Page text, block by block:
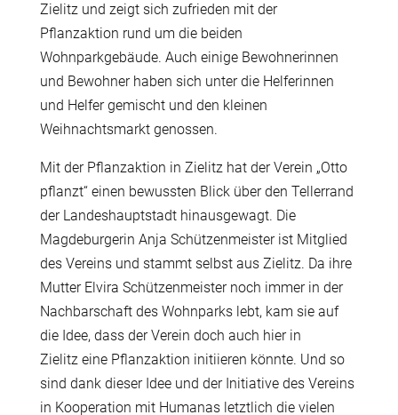
Zielitz und zeigt sich zufrieden mit der
Pflanzaktion rund um die beiden
Wohnparkgebäude. Auch einige Bewohnerinnen
und Bewohner haben sich unter die Helferinnen
und Helfer gemischt und den kleinen
Weihnachtsmarkt genossen.
Mit der Pflanzaktion in Zielitz hat der Verein „Otto
pflanzt“ einen bewussten Blick über den Tellerrand
der Landeshauptstadt hinausgewagt. Die
Magdeburgerin Anja Schützenmeister ist Mitglied
des Vereins und stammt selbst aus Zielitz. Da ihre
Mutter Elvira Schützenmeister noch immer in der
Nachbarschaft des Wohnparks lebt, kam sie auf
die Idee, dass der Verein doch auch hier in
Zielitz eine Pflanzaktion initiieren könnte. Und so
sind dank dieser Idee und der Initiative des Vereins
in Kooperation mit Humanas letztlich die vielen